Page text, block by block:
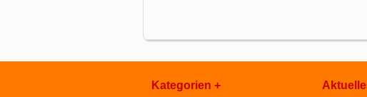
Kategorien +